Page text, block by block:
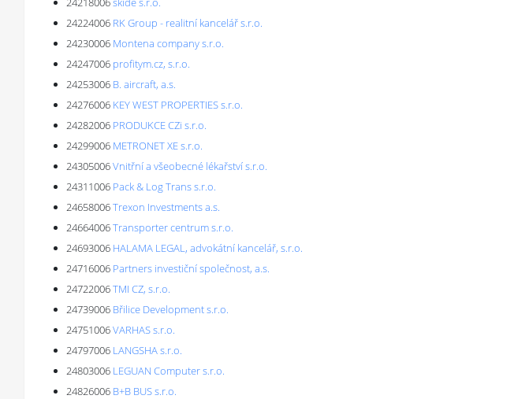
24224006 RK Group - realitní kancelář s.r.o.
24230006 Montena company s.r.o.
24247006 profitym.cz, s.r.o.
24253006 B. aircraft, a.s.
24276006 KEY WEST PROPERTIES s.r.o.
24282006 PRODUKCE CZi s.r.o.
24299006 METRONET XE s.r.o.
24305006Vnitřní a všeobecné lékařství s.r.o.
24311006 Pack & Log Trans s.r.o.
24658006Trexon Investments a.s.
24664006Transporter centrum s.r.o.
24693006 HALAMA LEGAL, advokátní kancelář, s.r.o.
24716006 Partners investiční společnost, a.s.
24722006TMI CZ, s.r.o.
24739006 Břilice Development s.r.o.
24751006VARHAS s.r.o.
24797006 LANGSHA s.r.o.
24803006 LEGUAN Computer s.r.o.
24826006 B+B BUS s.r.o.